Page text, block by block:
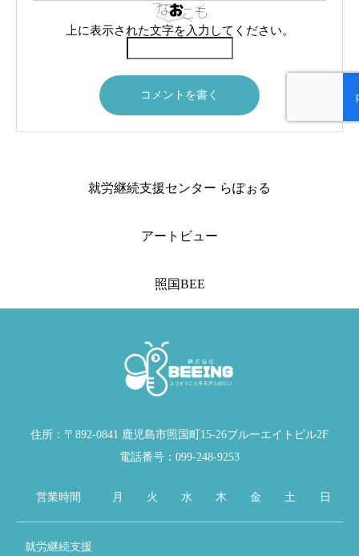
上に表示された文字を入力してください。
就労継続支援センター らぽぉる
アートビュー
照国BEE
住所：〒892-0841 鹿児島市照国町15-26ブルーエイトビル2F
電話番号：099-248-9253
営業時間 月 火 水 木 金 土 日
就労継続支援